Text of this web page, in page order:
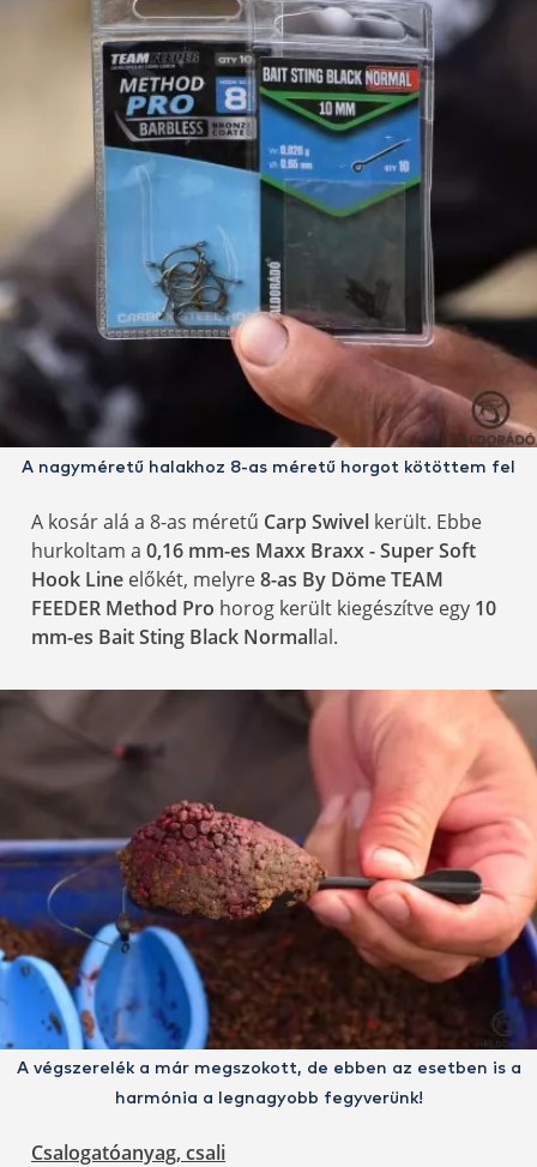
A nagyméretű halakhoz 8-as méretű horgot kötöttem fel
A kosár alá a 8-as méretű Carp Swivel került. Ebbe
hurkoltam a 0,16 mm-es Maxx Braxx - Super Soft
Hook Line előkét, melyre8-as By Döme TEAM
FEEDER Method Pro horog került kiegészítve egy 10
mm-es Bait Sting Black Normallal.
A végszerelék a már megszokott, de ebben az esetben is a
harmónia a legnagyobb fegyverünk!
Csalogatóanyag, csali